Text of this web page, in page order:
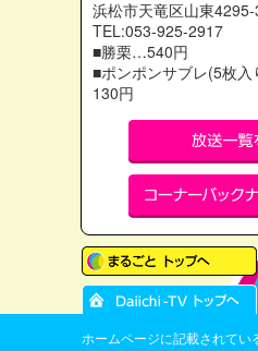
浜松市天竜区山東4295-
TEL:053-925-2917
■勝栗…540円
■ポンポンサブレ(5枚
130円
ホームページに記載されてい